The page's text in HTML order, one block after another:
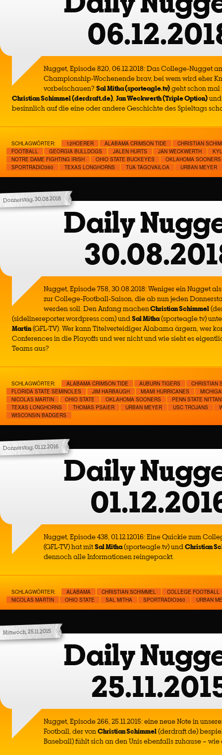
Nugget, Episode 820, 06.12.2018: Das College-Nugget
Championship-Wochenende brav, bei wem wird eher
vorbeischauen? Sal Mitha (sporteagle.tv)geht schon
Christian Schimmel (derdraft.de), Jan Weckwerth (Triple Option)und
besinnlich auf die eine oder andere Geschichte des Spieltags
SCHLAGWÖRTER: 12HOERER ALABAMA CRIMSON TIDE
CHRISTIAN
FOOTBALL
GEORGIA BULLDOGS JALEN HURTS JAN WECKWERTH
NOTRE DAME FIGHTING IRISH
OHIO STATE BUCKEYES
OKLAHOMA SOONERS
SPORTRADIO360
TEXAS LONGHORNS TUA TAGOVAILOA URBAN MEYER
Donnerstag, 30.08.2018
Daily
Nugget, Episode 758, 30.08.2018: Weniger ein Nugget
zur College-Football-Saison, die ab nun jeden
werden soll. Den Anfang machenChristian Schimmel
(sidelinereporter.wordpress.com) undSal Mitha(sporteagle.tv)
Martin(GFL-TV). Wer kann Titelverteidiger Alabama ärgern, wer
Conferences in die Playoffs und wer nicht und wie sieht es
Teams aus?
SCHLAGWÖRTER: ALABAMA CRIMSON TIDE AUBURN TIGERS
CHRISTIAN
FLORIDA STATE SEMINOLES
JIM HARBAUGH MIAMI HURRICANES
NICOLAS MARTIN
OHIO STATE OKLAHOMA SOONERS
PENN STATE
TEXAS LONGHORNS
THOMAS PSAIER URBAN MEYER USC TROJANS
WISCONSIN BADGERS
Donnerstag, 01.12.2016
Daily
Nugget, Episode 438, 01.12.12016: Eine Quickie zum
(GFL-TV) hat mitSal Mitha(sporteagle.tv) undChristian
dennoch alle Informationen reingepackt.
SCHLAGWÖRTER: ALABAMA CHRISTIAN SCHIMMEL
COLLEGE FOOTBALL
NICOLAS MARTIN
OHIO STATE SAL MITHA SPORTRADIO360 URBAN
Mittwoch, 25.11.2015
Daily
Nugget, Episode 266, 25.11.2015: eine neue Note in
Football, der vonChristian Schimmel(derdraft.de)
Baseball) fühlt sich an den Unis ebenfalls zuhause –